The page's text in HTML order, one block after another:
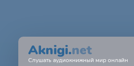
Aknigi.net
Слушать аудиокнижный мир онлайн